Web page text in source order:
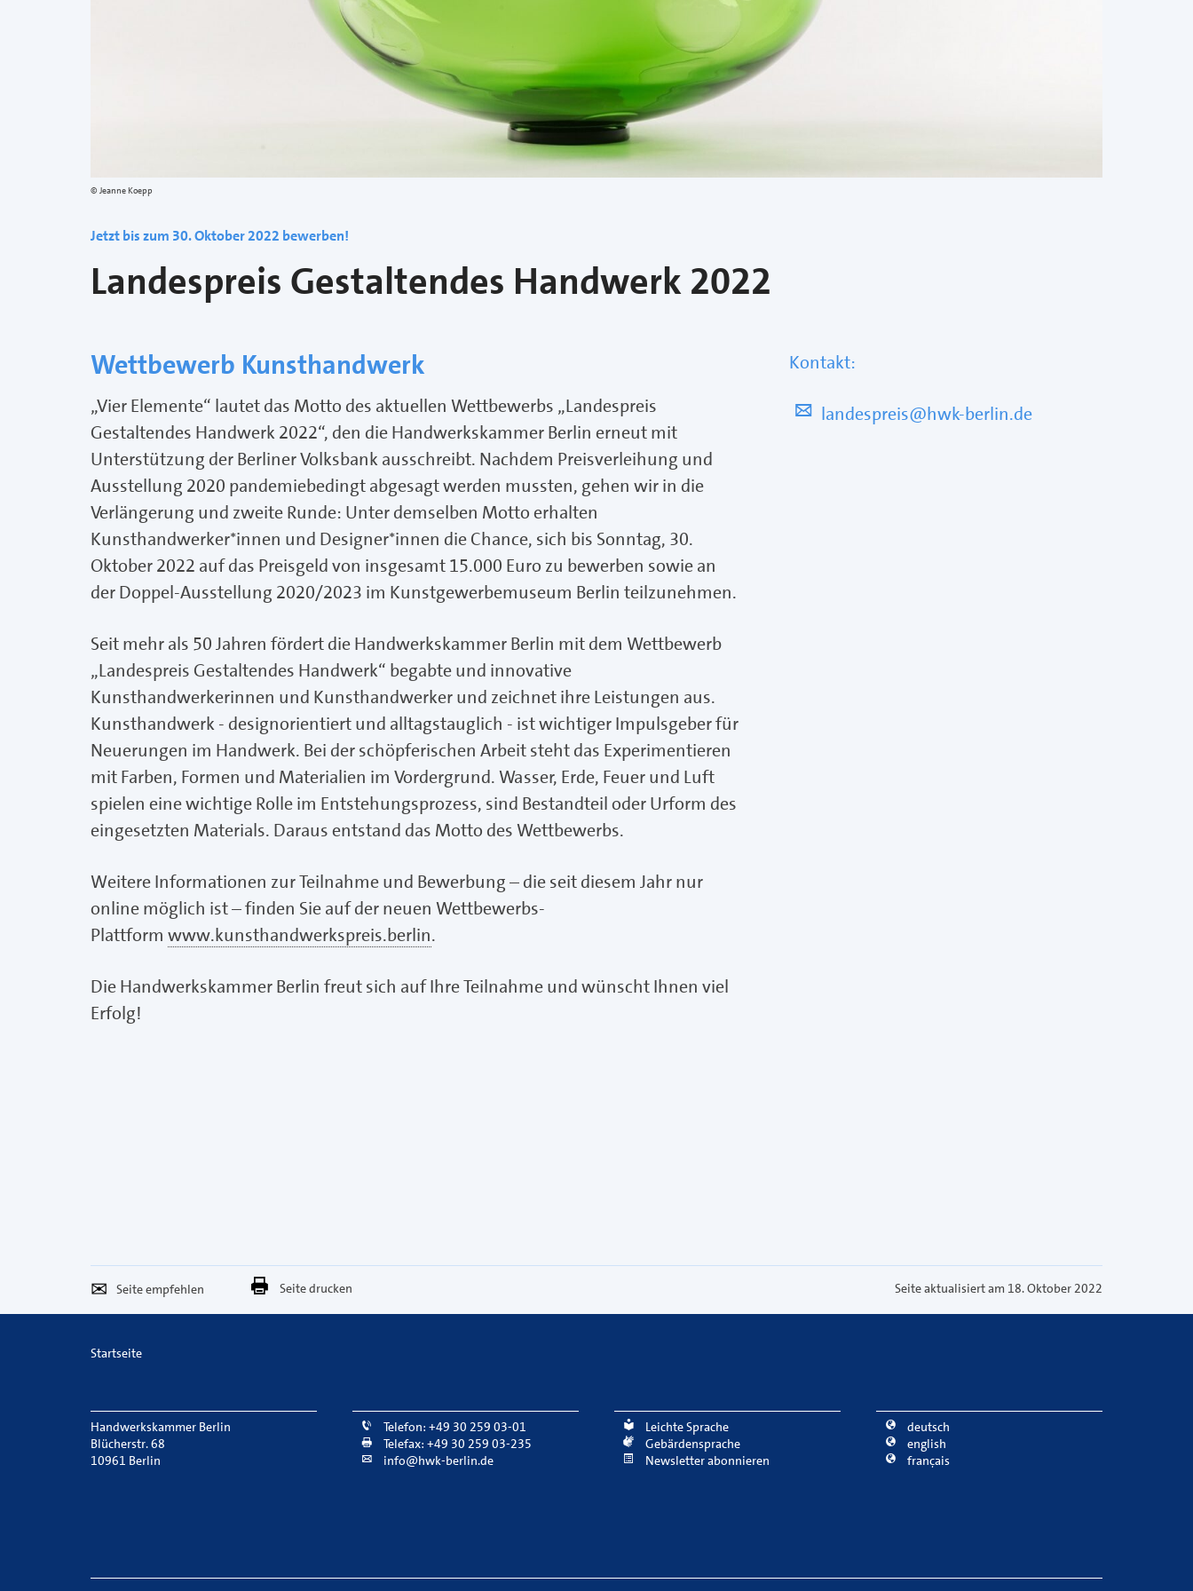
Jeanne Koepp
Jetzt bis zum 30. Oktober 2022 bewerben!
Landespreis Gestaltendes Handwerk 2022
Wettbewerb Kunsthandwerk
„Vier Elemente“ lautet das Motto des aktuellen Wettbewerbs „Landespreis
Gestaltendes Handwerk 2022“, den die Handwerkskammer Berlin erneut mit
Unterstützung der Berliner Volksbank ausschreibt. Nachdem Preisverleihung und
Ausstellung 2020 pandemiebedingt abgesagt werden mussten, gehen wir in die
Verlängerung und zweite Runde: Unter demselben Motto erhalten
Kunsthandwerker*innen und Designer*innen die Chance, sich bis Sonntag, 30.
Oktober 2022 auf das Preisgeld von insgesamt 15.000 Euro zu bewerben sowie an
der Doppel-Ausstellung 2020/2023 im Kunstgewerbemuseum Berlin teilzunehmen.
Seit mehr als 50 Jahren fördert die Handwerkskammer Berlin mit dem Wettbewerb
„Landespreis Gestaltendes Handwerk“ begabte und innovative
Kunsthandwerkerinnen und Kunsthandwerker und zeichnet ihre Leistungen aus.
Kunsthandwerk ‑ designorientiert und alltagstauglich ‑ ist wichtiger Impulsgeber für
Neuerungen im Handwerk. Bei der schöpferischen Arbeit steht das Experimentieren
mit Farben, Formen und Materialien im Vordergrund. Wasser, Erde, Feuer und Luft
spielen eine wichtige Rolle im Entstehungsprozess, sind Bestandteil oder Urform des
eingesetzten Materials. Daraus entstand das Motto des Wettbewerbs.
Weitere Informationen zur Teilnahme und Bewerbung – die seit diesem Jahr nur
online möglich ist – finden Sie auf der neuen Wettbewerbs-
Plattform www.kunsthandwerkspreis.berlin.
Die Handwerkskammer Berlin freut sich auf Ihre Teilnahme und wünscht Ihnen viel
Erfolg!
Kontakt:
landespreis@hwk-berlin.de
Seite
empfehlen
Per
E-
Mail
Seite drucken Seite aktualisiert am 18. Oktober 2022
Startseite
Handwerkskammer Berlin
Blücherstr. 68
10961 Berlin
Telefon: +49 30 259 03-01
Telefax: +49 30 259 03-235
info@hwk-berlin.de
Leichte Sprache
Gebärdensprache
Newsletter abonnieren
deutsch
english
français